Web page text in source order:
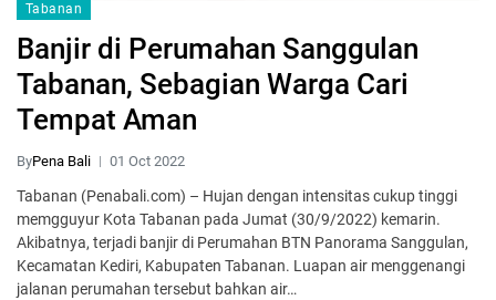
Tabanan
Banjir di Perumahan Sanggulan
Tabanan, Sebagian Warga Cari
Tempat Aman
ByPena Bali 01 Oct 2022
Tabanan (Penabali.com) – Hujan dengan intensitas cukup tinggi
memgguyur Kota Tabanan pada Jumat (30/9/2022) kemarin.
Akibatnya, terjadi banjir di Perumahan BTN Panorama Sanggulan,
Kecamatan Kediri, Kabupaten Tabanan. Luapan air menggenangi
jalanan perumahan tersebut bahkan air…